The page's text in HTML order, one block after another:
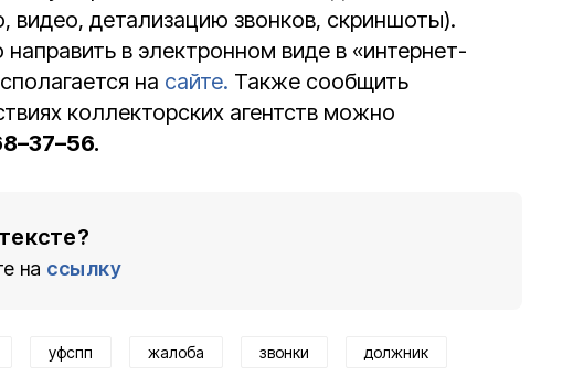
видео, детализацию звонков, скриншоты).
в электронном виде в «интернет-
на сайте. Также сообщить
коллекторских агентств можно
на ссылку
уфспп жалоба звонки должник